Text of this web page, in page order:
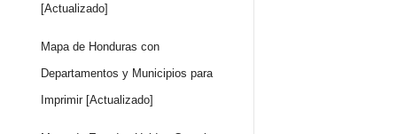
[Actualizado]
Mapa de Honduras con
Departamentos y Municipios para
Imprimir [Actualizado]